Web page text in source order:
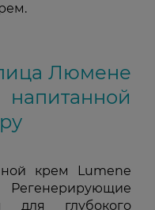
Люмене
крем Lumene
для глубокого